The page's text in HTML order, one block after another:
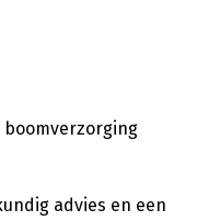
advies en een